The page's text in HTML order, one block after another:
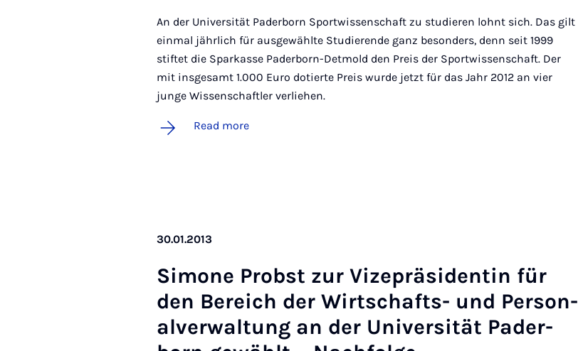
An der Universität Paderborn Sportwissenschaft zu studieren lohnt sich. Das gilt
einmal jährlich für ausgewählte Studierende ganz besonders, denn seit 1999
stiftet die Sparkasse Paderborn-Detmold den Preis der Sportwissenschaft. Der
mit insgesamt 1.000 Euro dotierte Preis wurde jetzt für das Jahr 2012 an vier
junge Wissenschaftler verliehen.
Read more
30.01.2013
Si­mone Probst zur Vize­präsid­entin für
den Bereich der Wirtschafts- und Per­son­
al­ver­wal­tung an der Uni­versität Pader­